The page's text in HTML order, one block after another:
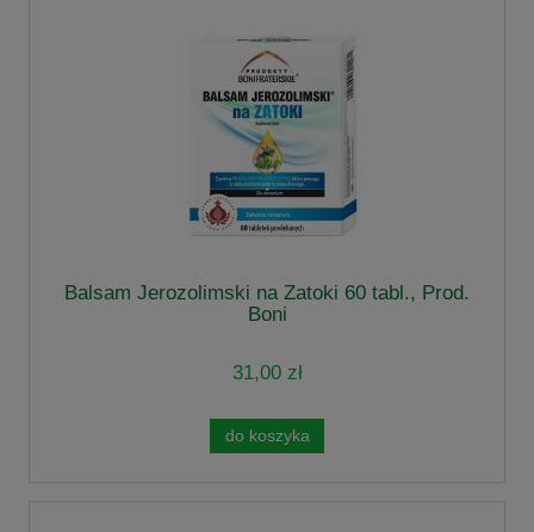
Balsam Jerozolimski na Zatoki 60 tabl., Prod.
Boni
31,00 zł
do koszyka